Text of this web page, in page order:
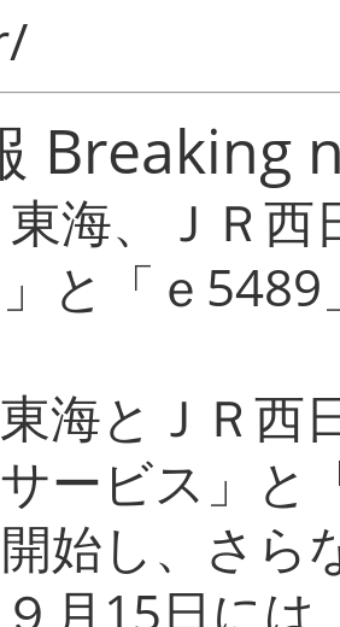
Breaking
海、ＪＲ
と「ｅ
海とＪＲ西
サービス」
始し、さら
月15日に